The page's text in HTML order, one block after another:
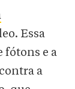
Essa
fótons e a
a